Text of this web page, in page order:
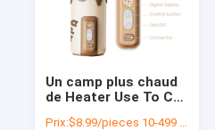
Un camp plus chaud
de Heater Use To Car
Prix:$8.99/pieces 10-499 pieces